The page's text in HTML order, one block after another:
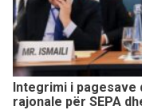
Integrimi i pagesave
rajonale për SEPA